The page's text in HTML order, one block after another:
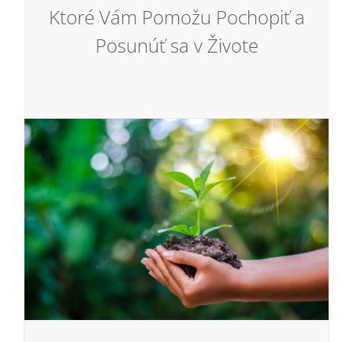
Ktoré Vám Pomožu Pochopiť a
Posunúť sa v Živote